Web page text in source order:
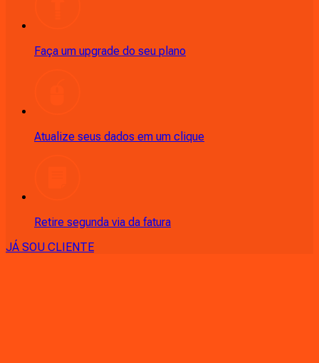
Faça um upgrade do seu plano
Atualize seus dados em um clique
Retire segunda via da fatura
JÁ SOU CLIENTE